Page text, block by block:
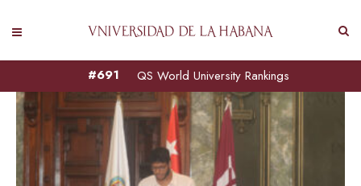
QS World University Rankings
#691